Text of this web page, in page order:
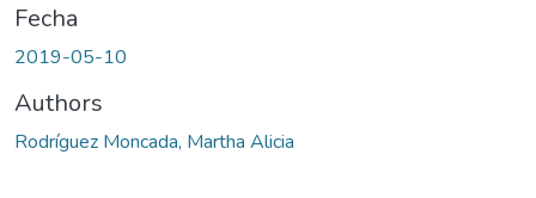
Fecha
2019-05-10
Authors
Rodríguez Moncada, Martha Alicia